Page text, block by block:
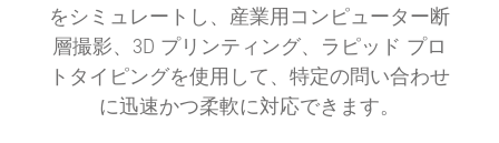
をシミュレートし、産業用コンピューター断
層撮影、3D プリンティング、ラピッド プロ
トタイピングを使用して、特定の問い合わせ
に迅速かつ柔軟に対応できます。